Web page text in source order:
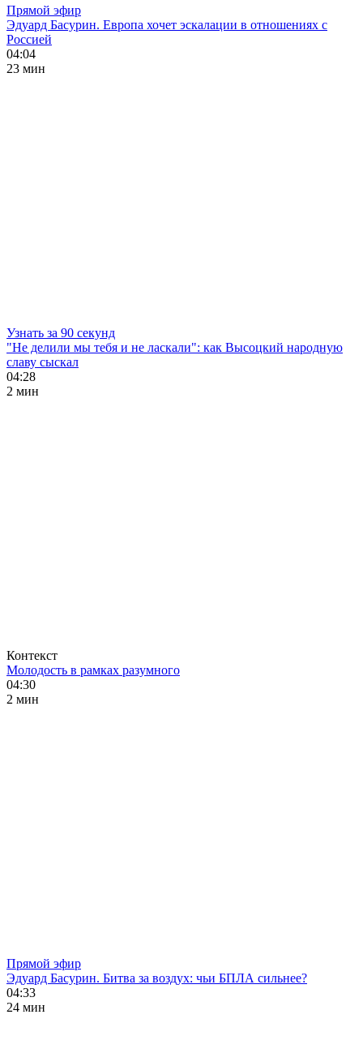
Прямой эфир
Эдуард Басурин. Европа хочет эскалации в отношениях с
Россией
04:04
23 мин
Узнать за 90 секунд
"Не делили мы тебя и не ласкали": как Высоцкий народную
славу сыскал
04:28
2 мин
Контекст
Молодость в рамках разумного
04:30
2 мин
Прямой эфир
Эдуард Басурин. Битва за воздух: чьи БПЛА сильнее?
04:33
24 мин